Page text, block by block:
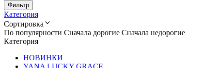
Фильтр
Категория
Сортировка
По популярности Сначала дорогие Сначала недорогие
Категория
НОВИНКИ
YANA LUCKY GRACE